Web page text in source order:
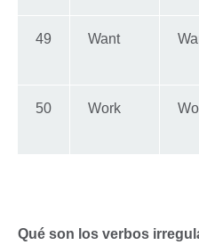
49 Want
50 Work
Qué son los verbos